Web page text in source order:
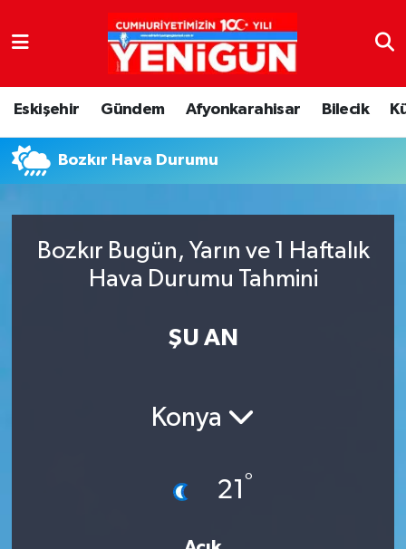
Eskişehir Gündem Afyonkarahisar Bilecik
Bozkır Hava Durumu
Bozkır Bugün, Yarın ve 1 Haftalık
Hava Durumu Tahmini
ŞU AN
Konya
21 °
Nöbetçi Eczaneler
Hava Durumu
Trafik Durumu
Tüm Manşetler